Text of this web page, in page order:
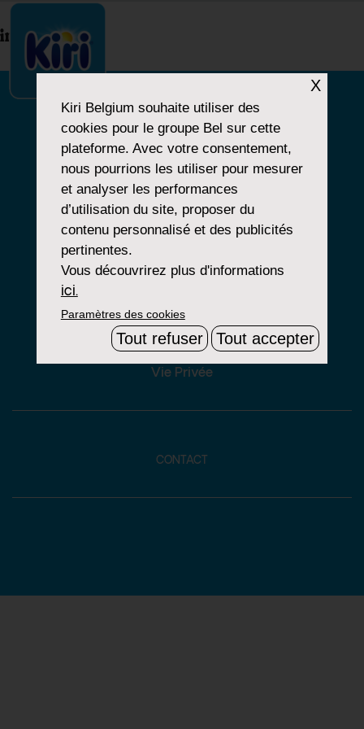
index.php
NOTRE HISTOIRE
NOS PRODUITS
NOS ENGAGEMENTS
Mentions Légales
Groupe Bel
Vie Privée
CONTACT
X
Kiri Belgium souhaite utiliser des
cookies pour le groupe Bel sur cette
plateforme. Avec votre consentement,
nous pourrions les utiliser pour mesurer
et analyser les performances
d’utilisation du site, proposer du
contenu personnalisé et des publicités
pertinentes.
Vous découvrirez plus d'informations
ici.
Paramètres des cookies
Tout refuser Tout accepter